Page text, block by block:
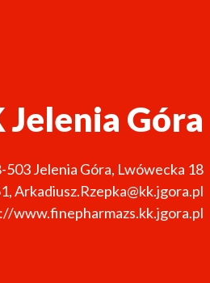
Góra
503Jelenia Góra, Lwówecka 18
,Arkadiusz.Rzepka@kk.jgora.pl
www.finepharmazs.kk.jgora.pl